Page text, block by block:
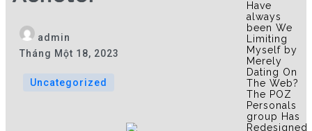
admin
Tháng Một 18, 2023
Uncategorized
Have
always
been We
Limiting
Myself by
Merely
Dating On
The Web?
The POZ
Personals
group Has
Redesigned